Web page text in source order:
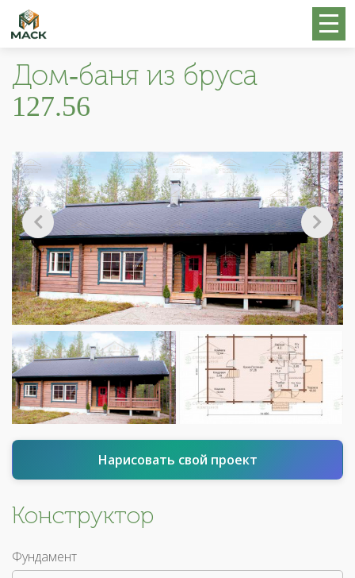
Дом-баня из бруса
127.56
Нарисовать свой проект
Конструктор
Фундамент